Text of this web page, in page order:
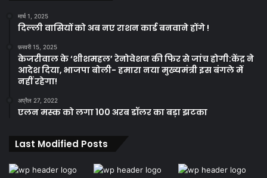
मार्च 1, 2025
दिल्ली वासियों को अब नए राशन कार्ड बनवाने होंगे !
फ़रवरी 15, 2025
केजरीवाल के ‘शीशमहल’ रेनोवेशन की फिर से जांच होगी:केंद्र ने
आदेश दिया, भाजपा बोली- हमारा नया मुख्यमंत्री इस बंगले में
नहीं रहेगा!
अप्रैल 27, 2022
एलन मस्क को लगा 100 अरब डॉलर का बड़ा झटका
Last Modified Posts